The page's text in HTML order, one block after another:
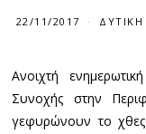
22/11/2017
Ανοιχτή
Συνοχής στην
γεφυρώνουν το